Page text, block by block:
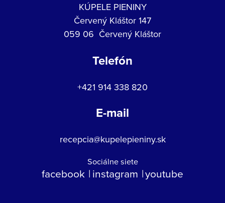
KÚPELE PIENINY
Červený Kláštor 147
059 06 Červený Kláštor
Telefón
+421 914 338 820
E-mail
recepcia@kupelepieniny.sk
Sociálne siete
facebook instagram youtube